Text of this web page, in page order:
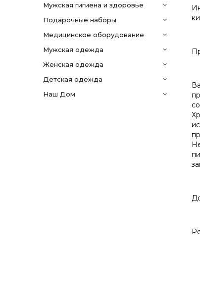
мужская гигиена и здоровье
подарочные наборы
медицинское оборудование
мужская одежда
женская одежда
детская одежда
Наш Дом